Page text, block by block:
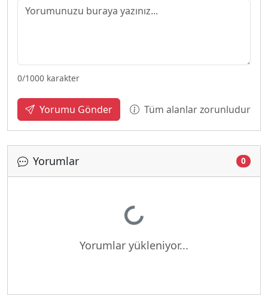
0/1000 karakter
Yorumu Gönder Tüm alanlar zorunludur
Yorumlar 0
Yükleniyor...
Yorumlar yükleniyor...